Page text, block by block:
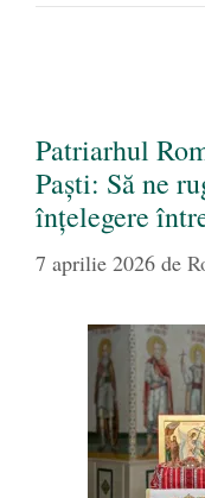
Patriarhul
Paști: Să ne
înţelegere
7 aprilie 2026 de